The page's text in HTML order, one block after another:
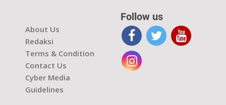
About Us
Redaksi
Terms & Condition
Contact Us
Cyber Media
Guidelines
Follow us